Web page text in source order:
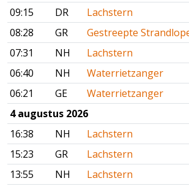
09:15
DR
Lachstern
08:28
GR
Gestreepte
07:31
NH
Lachstern
06:40
NH
Waterrietzanger
06:21
GE
Waterrietzanger
4 augustus 2026
16:38
NH
Lachstern
15:23
GR
Lachstern
13:55
NH
Lachstern